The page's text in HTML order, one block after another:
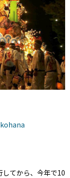
kohana
てから、今年で10